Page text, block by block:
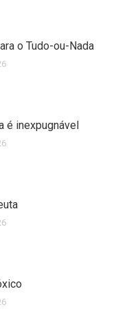
o Tudo-ou-Nada
é inexpugnável